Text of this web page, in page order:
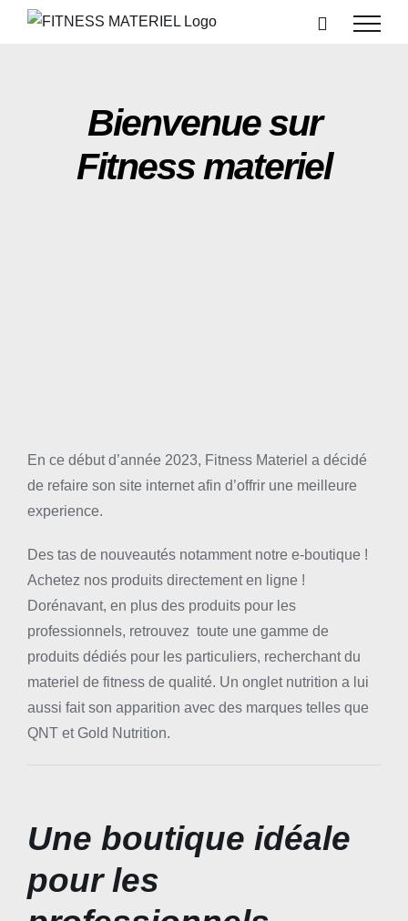
Passer
Bienvenue sur
Fitness materiel
En ce début d’année 2023, Fitness Materiel a décidé
de refaire son site internet afin d’offrir une meilleure
experience.
Des tas de nouveautés notamment notre e-boutique !
Achetez nos produits directement en ligne !
Dorénavant, en plus des produits pour les
professionnels, retrouvez toute une gamme de
produits dédiés pour les particuliers, recherchant du
materiel de fitness de qualité. Un onglet nutrition a lui
aussi fait son apparition avec des marques telles que
QNT et Gold Nutrition.
Une boutique idéale
pour les